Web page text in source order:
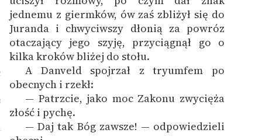
jednemu z giermków, ów zaś zbliżył się do
Juranda i chwyciwszy dłonią za powróz
otaczający jego szyję, przyciągnął go o
kilka kroków bliżej do stołu.
A Danveld spojrzał z tryumfem po
obecnych i rzekł:
— Patrzcie, jako moc Zakonu zwycięża
złość i pychę.
— Daj tak Bóg zawsze! — odpowiedzieli